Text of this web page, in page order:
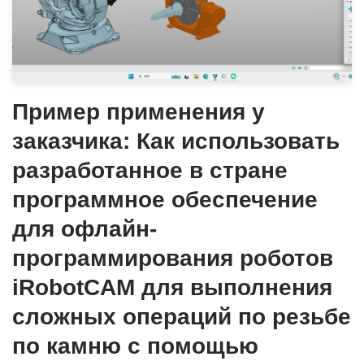
Пример применения у
заказчика: Как использовать
разработанное в стране
программное обеспечение
для офлайн-
программирования роботов
iRobotCAM для выполнения
сложных операций по резьбе
по камню с помощью